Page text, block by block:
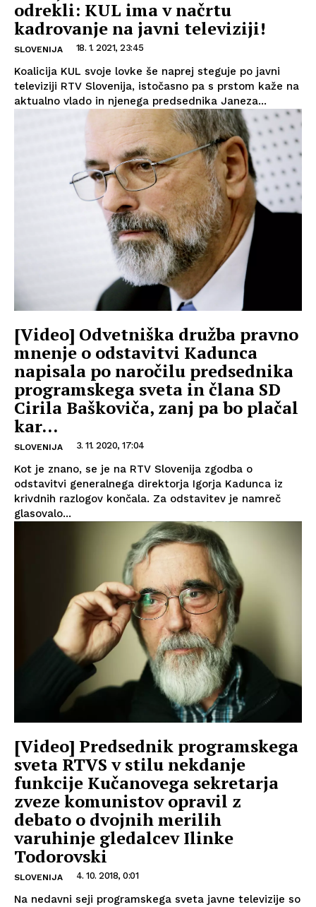
odrekli: KUL ima v načrtu
kadrovanje na javni televiziji!
SLOVENIJA 18. 1. 2021, 23:45
Koalicija KUL svoje lovke še naprej steguje po javni
televiziji RTV Slovenija, istočasno pa s prstom kaže na
aktualno vlado in njenega predsednika Janeza...
[Video] Odvetniška družba pravno
mnenje o odstavitvi Kadunca
napisala po naročilu predsednika
programskega sveta in člana SD
Cirila Baškoviča, zanj pa bo plačal
kar...
SLOVENIJA 3. 11. 2020, 17:04
Kot je znano, se je na RTV Slovenija zgodba o
odstavitvi generalnega direktorja Igorja Kadunca iz
krivdnih razlogov končala. Za odstavitev je namreč
glasovalo...
[Video] Predsednik programskega
sveta RTVS v stilu nekdanje
funkcije Kučanovega sekretarja
zveze komunistov opravil z
debato o dvojnih merilih
varuhinje gledalcev Ilinke
Todorovski
SLOVENIJA 4. 10. 2018, 0:01
Na nedavni seji programskega sveta javne televizije so